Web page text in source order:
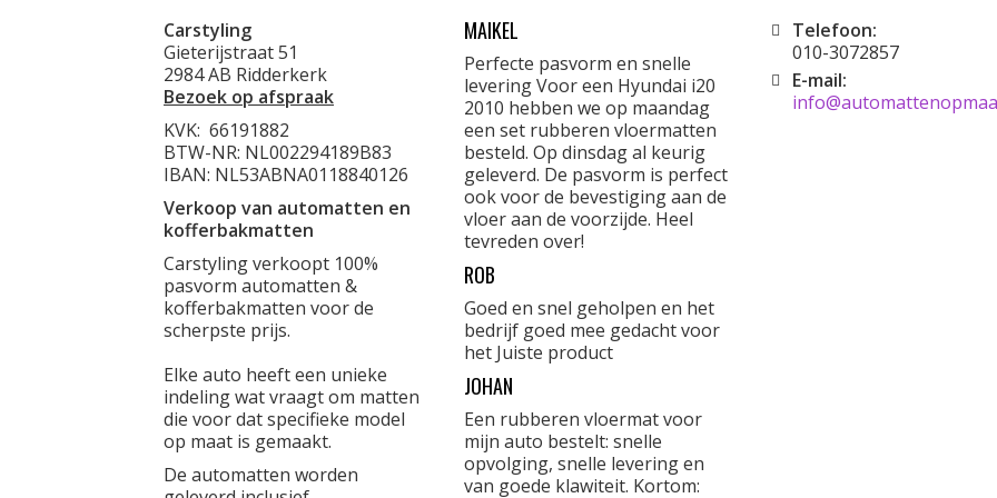
Carstyling
Gieterijstraat 51
2984 AB Ridderkerk
Bezoek op afspraak
KVK: 66191882
BTW-NR: NL002294189B83
IBAN: NL53ABNA0118840126
Verkoop van automatten en
kofferbakmatten
Carstyling verkoopt 100%
pasvorm automatten &
kofferbakmatten voor de
scherpste prijs.
Elke auto heeft een unieke
indeling wat vraagt om matten
die voor dat specifieke model
op maat is gemaakt.
De automatten worden
MAIKEL
Perfecte pasvorm en snelle
levering Voor een Hyundai i20
2010 hebben we op maandag
een set rubberen vloermatten
besteld. Op dinsdag al keurig
geleverd. De pasvorm is perfect
ook voor de bevestiging aan de
vloer aan de voorzijde. Heel
tevreden over!
ROB
Goed en snel geholpen en het
bedrijf goed mee gedacht voor
het Juiste product
JOHAN
Een rubberen vloermat voor
mijn auto bestelt: snelle
opvolging, snelle levering en
van goede klawiteit. Kortom:
Telefoon:
010-3072857
E-mail: